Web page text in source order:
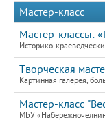
Мастер-класс
Мастер-классы:
Историко-
Творческая
Картинная галерея,
Мастер-класс
МБУ